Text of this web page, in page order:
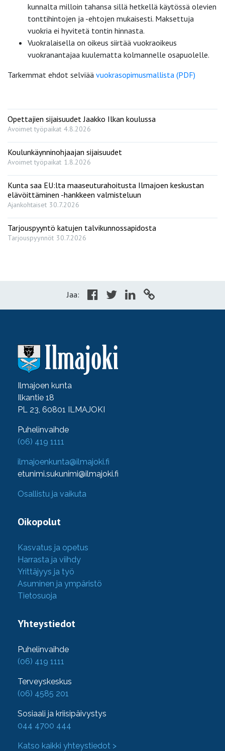
kunnalta milloin tahansa sillä hetkellä käytössä olevien
tonttihintojen ja -ehtojen mukaisesti. Maksettuja
vuokria ei hyvitetä tontin hinnasta.
Vuokralaisella on oikeus siirtää vuokraoikeus
vuokranantajaa kuulematta kolmannelle osapuolelle.
Tarkemmat ehdot selviää vuokrasopimusmallista (PDF)
Opettajien sijaisuudet Jaakko Ilkan koulussa
Avoimet työpaikat 4.8.2026
Koulunkäynninohjaajan sijaisuudet
Avoimet työpaikat 1.8.2026
Kunta saa EU:lta maaseuturahoitusta Ilmajoen keskustan
elävöittäminen -hankkeen valmisteluun
Ajankohtaiset 30.7.2026
Tarjouspyyntö katujen talvikunnossapidosta
Tarjouspyynnöt 30.7.2026
Jaa:
Ilmajoen kunta
Ilkantie 18
PL 23, 60801 ILMAJOKI
Puhelinvaihde
(06) 419 1111
ilmajoenkunta@ilmajoki.fi
etunimi.sukunimi@ilmajoki.fi
Osallistu ja vaikuta
Oikopolut
Kasvatus ja opetus
Harrasta ja viihdy
Yrittäjyys ja työ
Asuminen ja ympäristö
Tietosuoja
Yhteystiedot
Puhelinvaihde
(06) 419 1111
Terveyskeskus
(06) 4585 201
Sosiaali ja kriisipäivystys
044 4700 444
Katso kaikki yhteystiedot >